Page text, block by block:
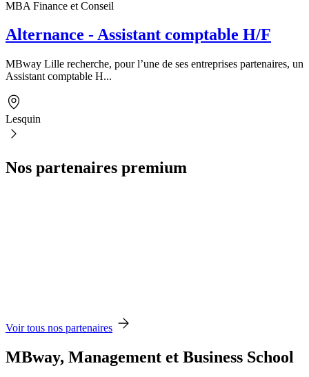
MBA Finance et Conseil
Alternance - Assistant comptable H/F
MBway Lille recherche, pour l’une de ses entreprises partenaires, un
Assistant comptable H...
Lesquin
Nos partenaires premium
Voir tous nos partenaires
MBway, Management et Business School